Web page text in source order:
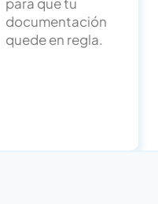
documentación
quede en regla.